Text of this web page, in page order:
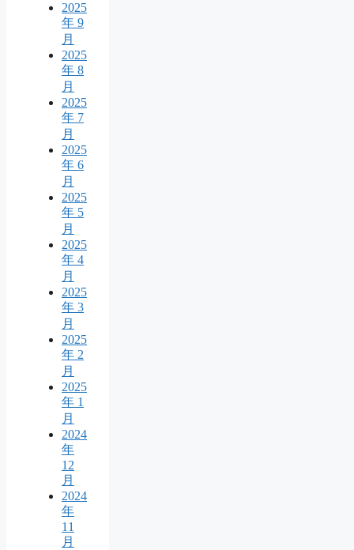
2025
年 9
月
2025
年 8
月
2025
年 7
月
2025
年 6
月
2025
年 5
月
2025
年 4
月
2025
年 3
月
2025
年 2
月
2025
年 1
月
2024
年
12
月
2024
年
11
月